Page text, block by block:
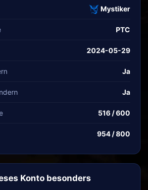
Mystiker
PTC
2024-05-29
Ja
Ja
516 / 600
954 / 800
Konto besonders